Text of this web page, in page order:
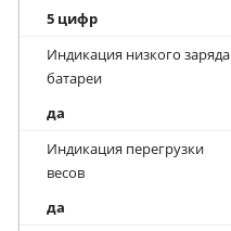
5 цифр
Индикация низкого заряда
батареи
да
Индикация перегрузки
весов
да